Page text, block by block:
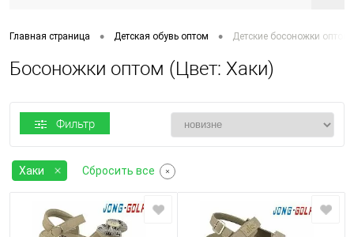
Главная страница • Детская обувь оптом • Детские босоножки оптом
Босоножки оптом (Цвет: Хаки)
Фильтр
Хаки Сбросить все